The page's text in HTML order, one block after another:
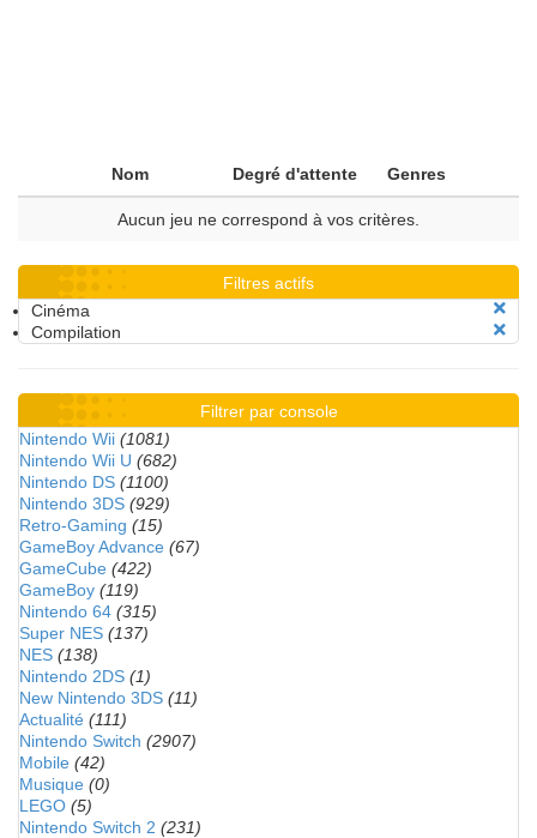
Nom Degré d'attente Genres
Aucun jeu ne correspond à vos critères.
Filtres actifs
Cinéma
Compilation
Filtrer par console
Nintendo Wii (1081)
Nintendo Wii U (682)
Nintendo DS (1100)
Nintendo 3DS (929)
Retro-Gaming (15)
GameBoy Advance (67)
GameCube (422)
GameBoy (119)
Nintendo 64 (315)
Super NES (137)
NES (138)
Nintendo 2DS (1)
New Nintendo 3DS (11)
Actualité (111)
Nintendo Switch (2907)
Mobile (42)
Musique (0)
LEGO (5)
Nintendo Switch 2 (231)